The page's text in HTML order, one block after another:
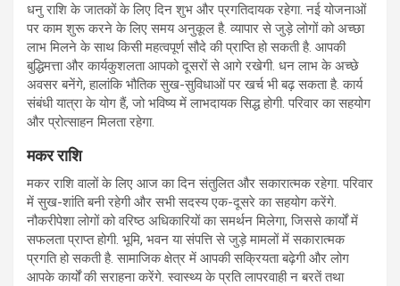
धनु राशि के जातकों के लिए दिन शुभ और प्रगतिदायक रहेगा. नई योजनाओं
पर काम शुरू करने के लिए समय अनुकूल है. व्यापार से जुड़े लोगों को अच्छा
लाभ मिलने के साथ किसी महत्वपूर्ण सौदे की प्राप्ति हो सकती है. आपकी
बुद्धिमत्ता और कार्यकुशलता आपको दूसरों से आगे रखेगी. धन लाभ के अच्छे
अवसर बनेंगे, हालांकि भौतिक सुख-सुविधाओं पर खर्च भी बढ़ सकता है. कार्य
संबंधी यात्रा के योग हैं, जो भविष्य में लाभदायक सिद्ध होगी. परिवार का सहयोग
और प्रोत्साहन मिलता रहेगा.
मकर राशि
मकर राशि वालों के लिए आज का दिन संतुलित और सकारात्मक रहेगा. परिवार
में सुख-शांति बनी रहेगी और सभी सदस्य एक-दूसरे का सहयोग करेंगे.
नौकरीपेशा लोगों को वरिष्ठ अधिकारियों का समर्थन मिलेगा, जिससे कार्यों में
सफलता प्राप्त होगी. भूमि, भवन या संपत्ति से जुड़े मामलों में सकारात्मक
प्रगति हो सकती है. सामाजिक क्षेत्र में आपकी सक्रियता बढ़ेगी और लोग
आपके कार्यों की सराहना करेंगे. स्वास्थ्य के प्रति लापरवाही न बरतें तथा